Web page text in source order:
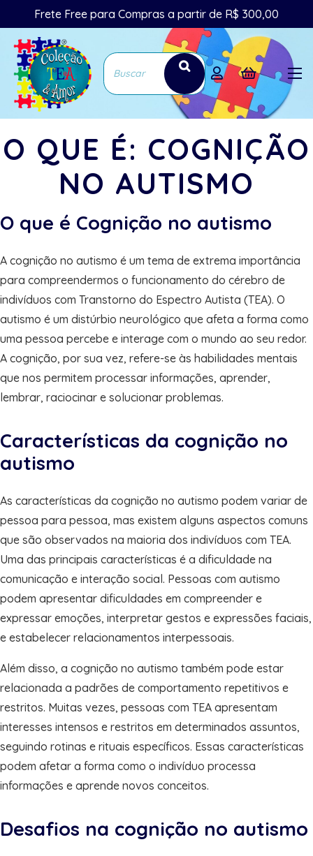
Frete Free para Compras a partir de R$ 300,00
O QUE É: COGNIÇÃO
NO AUTISMO
O que é Cognição no autismo
A cognição no autismo é um tema de extrema importância
para compreendermos o funcionamento do cérebro de
indivíduos com Transtorno do Espectro Autista (TEA). O
autismo é um distúrbio neurológico que afeta a forma como
uma pessoa percebe e interage com o mundo ao seu redor.
A cognição, por sua vez, refere-se às habilidades mentais
que nos permitem processar informações, aprender,
lembrar, raciocinar e solucionar problemas.
Características da cognição no
autismo
As características da cognição no autismo podem variar de
pessoa para pessoa, mas existem alguns aspectos comuns
que são observados na maioria dos indivíduos com TEA.
Uma das principais características é a dificuldade na
comunicação e interação social. Pessoas com autismo
podem apresentar dificuldades em compreender e
expressar emoções, interpretar gestos e expressões faciais,
e estabelecer relacionamentos interpessoais.
Além disso, a cognição no autismo também pode estar
relacionada a padrões de comportamento repetitivos e
restritos. Muitas vezes, pessoas com TEA apresentam
interesses intensos e restritos em determinados assuntos,
seguindo rotinas e rituais específicos. Essas características
podem afetar a forma como o indivíduo processa
informações e aprende novos conceitos.
Desafios na cognição no autismo